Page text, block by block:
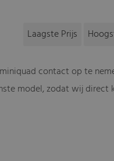
Laagste Prijs
contact op te
model, zodat wij direct